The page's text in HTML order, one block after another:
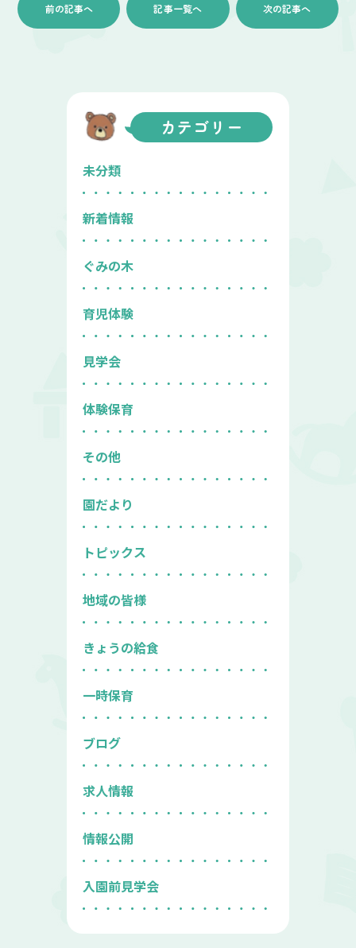
前の記事へ 記事一覧へ 次の記事へ
カテゴリー
未分類
新着情報
ぐみの木
育児体験
見学会
体験保育
その他
園だより
トピックス
地域の皆様
きょうの給食
一時保育
ブログ
求人情報
情報公開
入園前見学会